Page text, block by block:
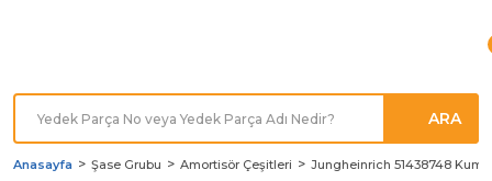
ARA
Anasayfa Şase Grubu Amortisör Çeşitleri Jungheinrich 51438748